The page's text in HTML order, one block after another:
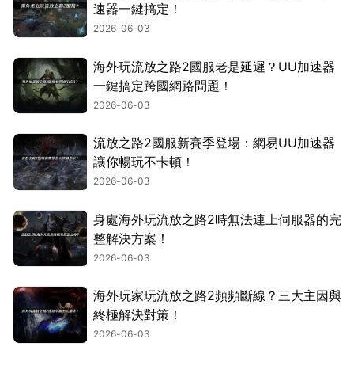
速器一鍵搞定！
2026-06-03
海外玩流放之路2國服老是延遲？UU加速器
一鍵搞定跨國網路問題！
2026-06-03
流放之路2國服新賽季登場：網易UU加速器
讓你暢玩不卡頓！
2026-06-03
身處海外玩流放之路2時無法連上伺服器的完
整解決方案！
2026-06-03
海外玩家玩流放之路2頻頻斷線？三大主因與
終極解決對策！
2026-06-03